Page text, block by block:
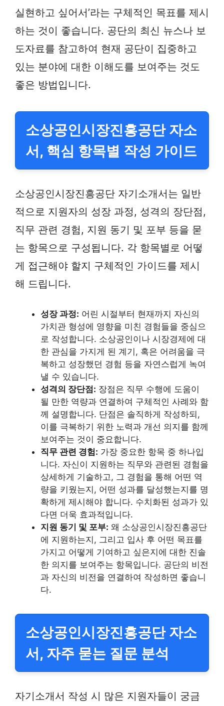
실현하고 싶어서’라는 구체적인 목표를 제시
하는 것이 좋습니다. 공단의 최신 뉴스나 보
도자료를 참고하여 현재 공단이 집중하고
있는 분야에 대한 이해도를 보여주는 것도
좋은 방법입니다.
소상공인시장진흥공단 자소
서, 핵심 항목별 작성 가이드
소상공인시장진흥공단 자기소개서는 일반
적으로 지원자의 성장 과정, 성격의 장단점,
직무 관련 경험, 지원 동기 및 포부 등을 묻
는 항목으로 구성됩니다. 각 항목별로 어떻
게 접근해야 할지 구체적인 가이드를 제시
해 드립니다.
성장 과정: 어린 시절부터 현재까지 자신의
가치관 형성에 영향을 미친 경험들을 중심으
로 작성합니다. 소상공인이나 시장경제에 대
한 관심을 가지게 된 계기, 혹은 어려움을 극
복하고 성장했던 경험 등을 자연스럽게 녹여
낼 수 있습니다.
성격의 장단점: 장점은 직무 수행에 도움이
될 만한 역량과 연결하여 구체적인 사례와 함
께 설명합니다. 단점은 솔직하게 작성하되,
이를 극복하기 위한 노력과 개선 의지를 함께
보여주는 것이 중요합니다.
직무 관련 경험: 가장 중요한 항목 중 하나입
니다. 자신이 지원하는 직무와 관련된 경험을
상세하게 기술하고, 그 경험을 통해 어떤 역
량을 키웠는지, 어떤 성과를 달성했는지를 명
확하게 제시해야 합니다. 수치화된 성과가 있
다면 더욱 효과적입니다.
지원 동기 및 포부: 왜 소상공인시장진흥공단
에 지원하는지, 그리고 입사 후 어떤 목표를
가지고 어떻게 기여하고 싶은지에 대한 진솔
한 의지를 보여주는 항목입니다. 공단의 비전
과 자신의 비전을 연결하여 작성하면 좋습니
다.
소상공인시장진흥공단 자소
서, 자주 묻는 질문 분석
자기소개서 작성 시 많은 지원자들이 궁금